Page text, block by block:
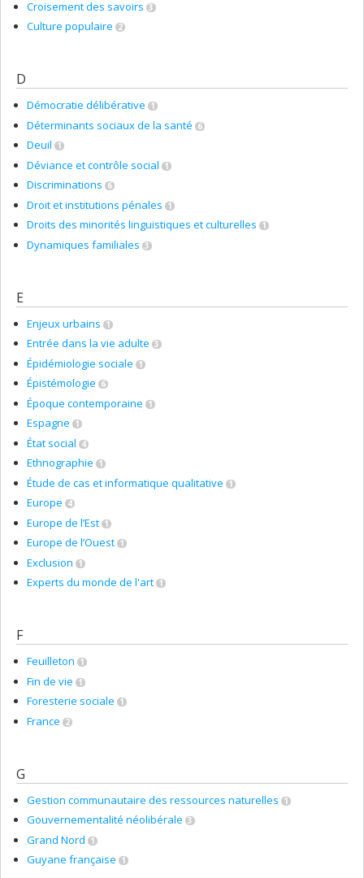
Croisement des savoirs 3
Culture populaire 2
D
Démocratie délibérative 1
Déterminants sociaux de la santé 6
Deuil 1
Déviance et contrôle social 1
Discriminations 6
Droit et institutions pénales 1
Droits des minorités linguistiques et culturelles 1
Dynamiques familiales 3
E
Enjeux urbains 1
Entrée dans la vie adulte 3
Épidémiologie sociale 1
Épistémologie 6
Époque contemporaine 1
Espagne 1
État social 4
Ethnographie 1
Étude de cas et informatique qualitative 1
Europe 4
Europe de l’Est 1
Europe de l’Ouest 1
Exclusion 1
Experts du monde de l'art 1
F
Feuilleton 1
Fin de vie 1
Foresterie sociale 1
France 2
G
Gestion communautaire des ressources naturelles 1
Gouvernementalité néolibérale 3
Grand Nord 1
Guyane française 1